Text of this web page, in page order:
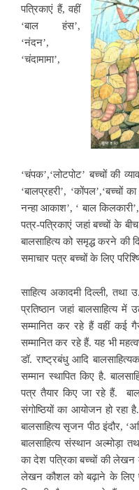
पत्रिकाएं हैं, वहीं
‘बाल हंस’,
‘नंदन’,
‘चंदामामा’,
‘चंपक’,‘लोटपोट’ बच्चों की
‘बालप्रहरी’, ‘कोंपल’,‘बच्चों
नन्हा आकाश’, ‘ बाल
पत्र-पत्रिकाएं जहां बच्चों के
बालसाहित्य को समृद्ध करने की
समाचार पत्र बच्चों के लिए
साहित्य अकादमी दिल्ली,
प्रतिष्ठान जहां बालसाहित्य में
सम्मानित कर रहे हैं वहीं कई
सम्मानित कर रहे हैं. यह भी
डॉ. राष्ट्रबंधु आदि
सम्मान स्थापित किए है.
पत्र तैयार किए जा रहे हैं.
संगोष्ठियों का आयोजन हो रहा
बालसाहित्य सृजन पीठ इंदौर,
बालसाहित्य संस्थान अल्मोड़ा
का देश पत्रिका बच्चों की
लेखन कौशल को बढ़ाने के लिए